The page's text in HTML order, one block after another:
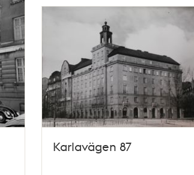
Karlavägen 87